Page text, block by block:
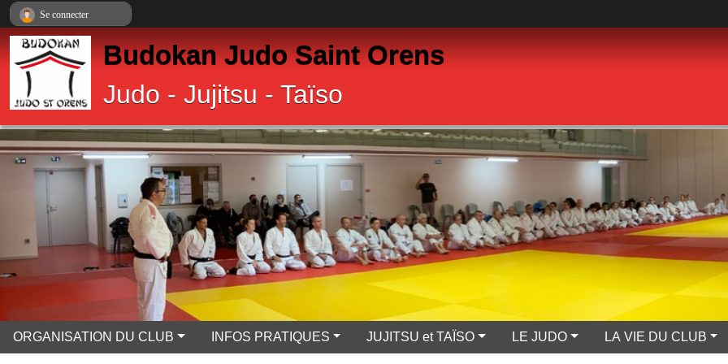
Budokan Judo Saint Orens
Judo - Jujitsu - Taïso
ORGANISATION DU CLUB INFOS PRATIQUES JUJITSU et TAÏSO LE JUDO LA VIE DU CLUB
Se connecter
Panneau de gestion des cookies